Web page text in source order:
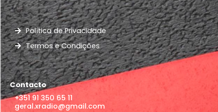
Política de Privacidade
Termos e Condições
Contacto
+351 91 350 65 11
geral.xradio@gmail.com